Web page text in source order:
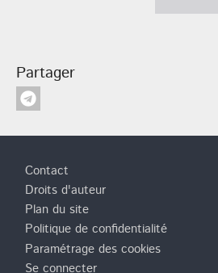
Partager
Pied de page
Contact
Droits d'auteur
Plan du site
Politique de confidentialité
Paramétrage des cookies
Se connecter